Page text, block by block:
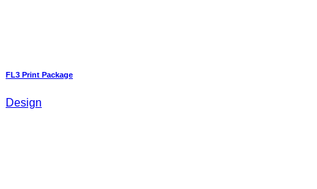
FL3 Print Package
Design